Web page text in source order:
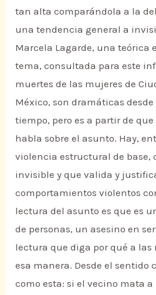
tan alta comparándola a la
una tendencia general a
Marcela Lagarde, una teórica
tema, consultada para este
muertes de las mujeres de
México, son dramáticas
tiempo, pero es a partir de
habla sobre el asunto. Hay,
violencia estructural de base,
invisible y que valida y
comportamientos violentos
lectura del asunto es que es
de personas, un asesino en
lectura que diga por qué a las
esa manera. Desde el sentido
como esta: si el vecino mata